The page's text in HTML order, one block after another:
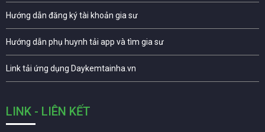
Hướng dẫn đăng ký tài khoản gia sư
Hướng dẫn phụ huynh tải app và tìm gia sư
Link tải ứng dụng Daykemtainha.vn
LINK - LIÊN KẾT